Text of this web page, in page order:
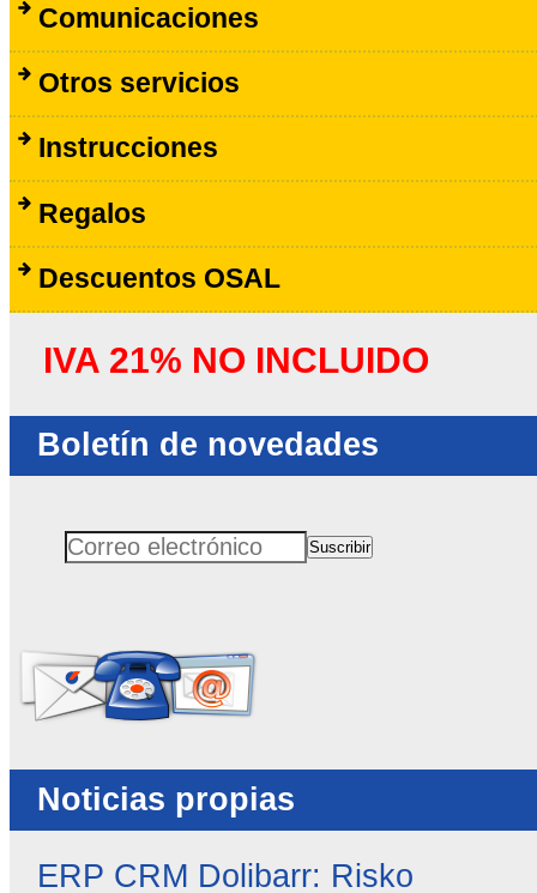
Comunicaciones
Otros servicios
Instrucciones
Regalos
Descuentos OSAL
IVA 21% NO INCLUIDO
Boletín de novedades
Correo electrónicoSuscribir
Noticias propias
ERP CRM Dolibarr: Risko